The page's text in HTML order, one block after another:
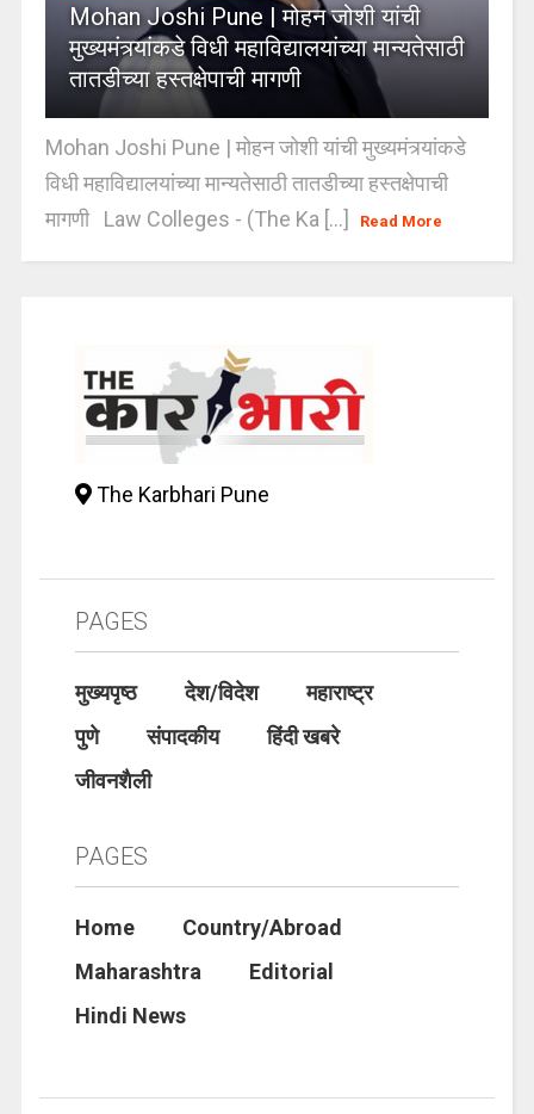
Mohan Joshi Pune | मोहन जोशी यांची
मुख्यमंत्र्यांकडे विधी महाविद्यालयांच्या मान्यतेसाठी
तातडीच्या हस्तक्षेपाची मागणी
Mohan Joshi Pune | मोहन जोशी यांची मुख्यमंत्र्यांकडे
विधी महाविद्यालयांच्या मान्यतेसाठी तातडीच्या हस्तक्षेपाची
मागणी Law Colleges - (The Ka [...]
Read More
The Karbhari Pune
PAGES
मुख्यपृष्ठ देश/विदेश
महाराष्ट्र
पुणे
संपादकीय
हिंदी खबरे
जीवनशैली
PAGES
Home
Country/Abroad
Maharashtra
Editorial
Hindi News